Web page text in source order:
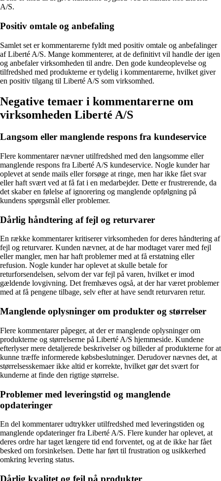
A/S.
Positiv omtale og anbefaling
Samlet set er kommentarerne fyldt med positiv omtale og anbefalinger
af Liberté A/S. Mange kommenterer, at de definitivt vil handle der igen
og anbefaler virksomheden til andre. Den gode kundeoplevelse og
tilfredshed med produkterne er tydelig i kommentarerne, hvilket giver
en positiv tilgang til Liberté A/S som virksomhed.
Negative temaer i kommentarerne om
virksomheden Liberté A/S
Langsom eller manglende respons fra kundeservice
Flere kommentarer nævner utilfredshed med den langsomme eller
manglende respons fra Liberté A/S kundeservice. Nogle kunder har
oplevet at sende mails eller forsøge at ringe, men har ikke fået svar
eller haft svært ved at få fat i en medarbejder. Dette er frustrerende, da
det skaber en følelse af ignorering og manglende opfølgning på
kundens spørgsmål eller problemer.
Dårlig håndtering af fejl og returvarer
En række kommentarer kritiserer virksomheden for deres håndtering af
fejl og returvarer. Kunden nævner, at de har modtaget varer med fejl
eller mangler, men har haft problemer med at få erstatning eller
refusion. Nogle kunder har oplevet at skulle betale for
returforsendelsen, selvom der var fejl på varen, hvilket er imod
gældende lovgivning. Det fremhæves også, at der har været problemer
med at få pengene tilbage, selv efter at have sendt returvaren retur.
Manglende oplysninger om produkter og størrelser
Flere kommentarer påpeger, at der er manglende oplysninger om
produkterne og størrelserne på Liberté A/S hjemmeside. Kundene
efterlyser mere detaljerede beskrivelser og billeder af produkterne for at
kunne træffe informerede købsbeslutninger. Derudover nævnes det, at
størrelsesskemaer ikke altid er korrekte, hvilket gør det svært for
kunderne at finde den rigtige størrelse.
Problemer med leveringstid og manglende
opdateringer
En del kommentarer udtrykker utilfredshed med leveringstiden og
manglende opdateringer fra Liberté A/S. Flere kunder har oplevet, at
deres ordre har taget længere tid end forventet, og at de ikke har fået
besked om forsinkelsen. Dette har ført til frustration og usikkerhed
omkring levering status.
Dårlig kvalitet og fejl på produkter